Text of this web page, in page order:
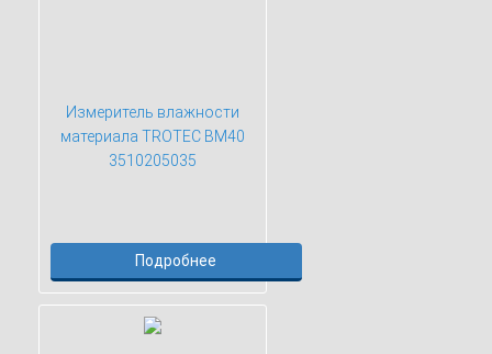
Измеритель влажности
материала TROTEC BM40
3510205035
Подробнее